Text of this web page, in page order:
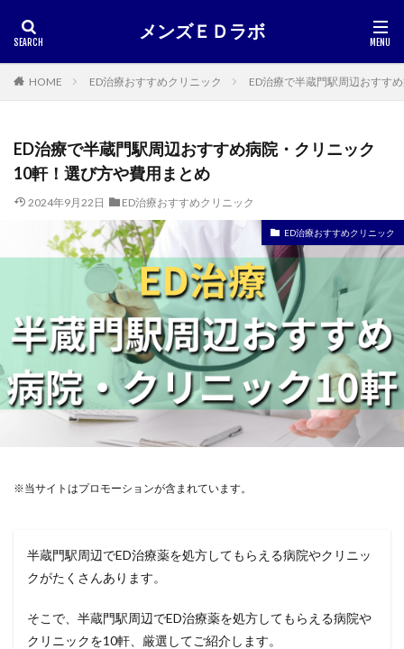
メンズＥＤラボ
HOME ED治療おすすめクリニック ED治療で半蔵門駅周辺おすす
ED治療で半蔵門駅周辺おすすめ病院・クリニック
10軒！選び方や費用まとめ
2024年9月22日 ED治療おすすめクリニック
ED治療おすすめクリニック
※当サイトはプロモーションが含まれています。
半蔵門駅周辺でED治療薬を処方してもらえる病院やクリニッ
クがたくさんあります。
そこで、半蔵門駅周辺でED治療薬を処方してもらえる病院や
クリニックを10軒、厳選してご紹介します。